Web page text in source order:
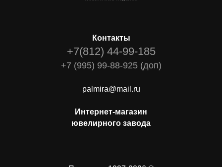
Контакты
+7(812) 44-99-185
+7 (995) 99-88-925 (доп)
palmira@mail.ru
Интернет-магазин
ювелирного завода